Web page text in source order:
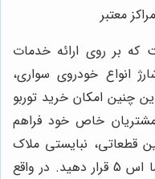
معتبر
که بر روی ارائه خدمات
انواع خودروی سواری،
چنین امکان خرید توربو
خاص خود فراهم
قطعاتی، نبایستی ملاک
انتخاب خود را قیمت توربو شارژ هایما اس 5 قرار دهید. در واقع